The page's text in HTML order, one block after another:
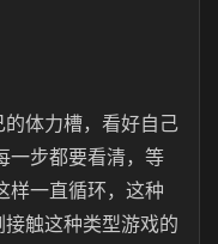
体力槽，看好自己
一步都要看清，等
样一直循环，这种
触这种类型游戏的